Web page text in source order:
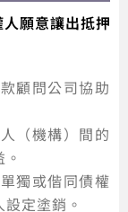
願意讓出抵押
顧問公司協助
（機構）間的
獨或偕同債權
定塗銷。